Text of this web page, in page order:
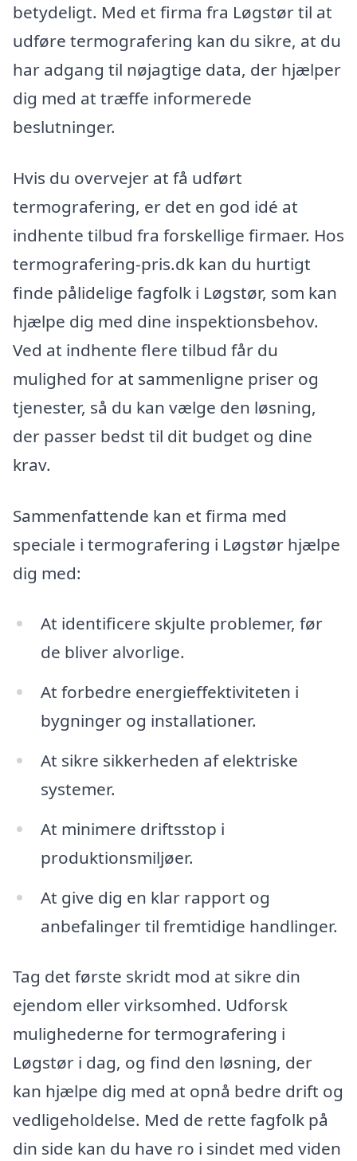
betydeligt. Med et firma fra Løgstør til at
udføre termografering kan du sikre, at du
har adgang til nøjagtige data, der hjælper
dig med at træffe informerede
beslutninger.
Hvis du overvejer at få udført
termografering, er det en god idé at
indhente tilbud fra forskellige firmaer. Hos
termografering-pris.dk kan du hurtigt
finde pålidelige fagfolk i Løgstør, som kan
hjælpe dig med dine inspektionsbehov.
Ved at indhente flere tilbud får du
mulighed for at sammenligne priser og
tjenester, så du kan vælge den løsning,
der passer bedst til dit budget og dine
krav.
Sammenfattende kan et firma med
speciale i termografering i Løgstør hjælpe
dig med:
At identificere skjulte problemer, før
de bliver alvorlige.
At forbedre energieffektiviteten i
bygninger og installationer.
At sikre sikkerheden af elektriske
systemer.
At minimere driftsstop i
produktionsmiljøer.
At give dig en klar rapport og
anbefalinger til fremtidige handlinger.
Tag det første skridt mod at sikre din
ejendom eller virksomhed. Udforsk
mulighederne for termografering i
Løgstør i dag, og find den løsning, der
kan hjælpe dig med at opnå bedre drift og
vedligeholdelse. Med de rette fagfolk på
din side kan du have ro i sindet med viden